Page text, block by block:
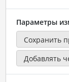
Параметры